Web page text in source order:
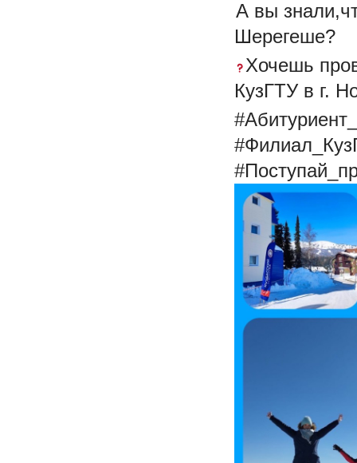
А вы
Шерегеше?
Хочешь
КузГТУ в г.